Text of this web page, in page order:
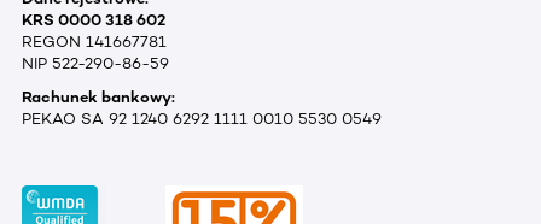
KRS 0000 318 602
REGON 141667781
NIP 522-290-86-59
Rachunek bankowy:
PEKAO SA 92 1240 6292 1111 0010 5530 0549